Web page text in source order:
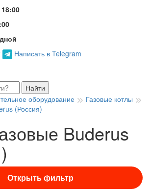
Написать в Telegram
Найти
оборудование
Газовые котлы
(Россия)
Buderus
Открыть фильтр